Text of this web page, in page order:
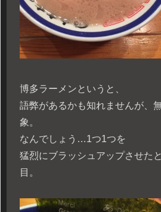
博多ラーメンというと、
語弊があるかも知れませんが、
象。
なんでしょう…1つ1つを
猛烈にブラッシュアップさせた
目。